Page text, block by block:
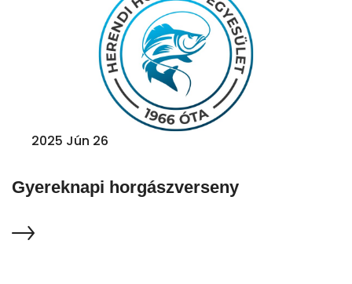
2025 Jún 26
Gyereknapi horgászverseny